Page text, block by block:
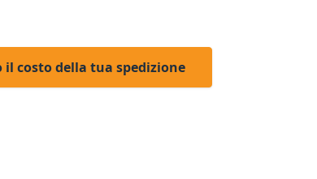
il costo della tua spedizione